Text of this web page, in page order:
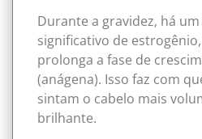
Durante a gravidez, há
significativo de
prolonga a fase de
(anágena). Isso faz com
sintam o cabelo mais
brilhante.